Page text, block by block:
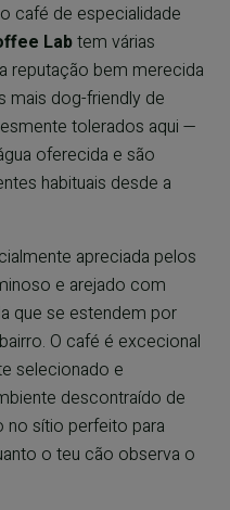
café de especialidade
Labtem várias
reputação bem merecida
dog-friendly de
tolerados aqui —
oferecida e são
habituais desde a
apreciada pelos
e arejado com
que se estendem por
O café é excecional
selecionado e
descontraído de
no sítio perfeito para
o teu cão observa o